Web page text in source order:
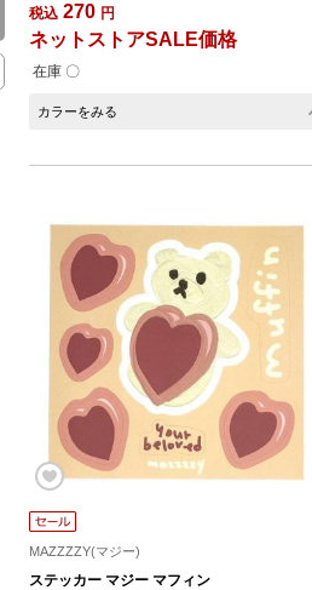
税込 270 円
ネットストアSALE価格
在庫 〇
カラーをみる
MAZZZZY(マジー)
ステッカー マジー マフィン